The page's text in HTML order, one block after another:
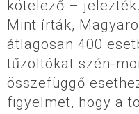
kötelező – jelezték.
Mint írták,
átlagosan 400
tűzoltókat szén-
összefüggő
figyelmet, hogy a